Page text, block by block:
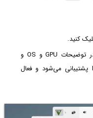
اگر عبارت DirectStorage Supported در توضیحات GPU و OS و
Drive Status ذکر شده، DirectStorage پشتیبانی می‌شود و فعال